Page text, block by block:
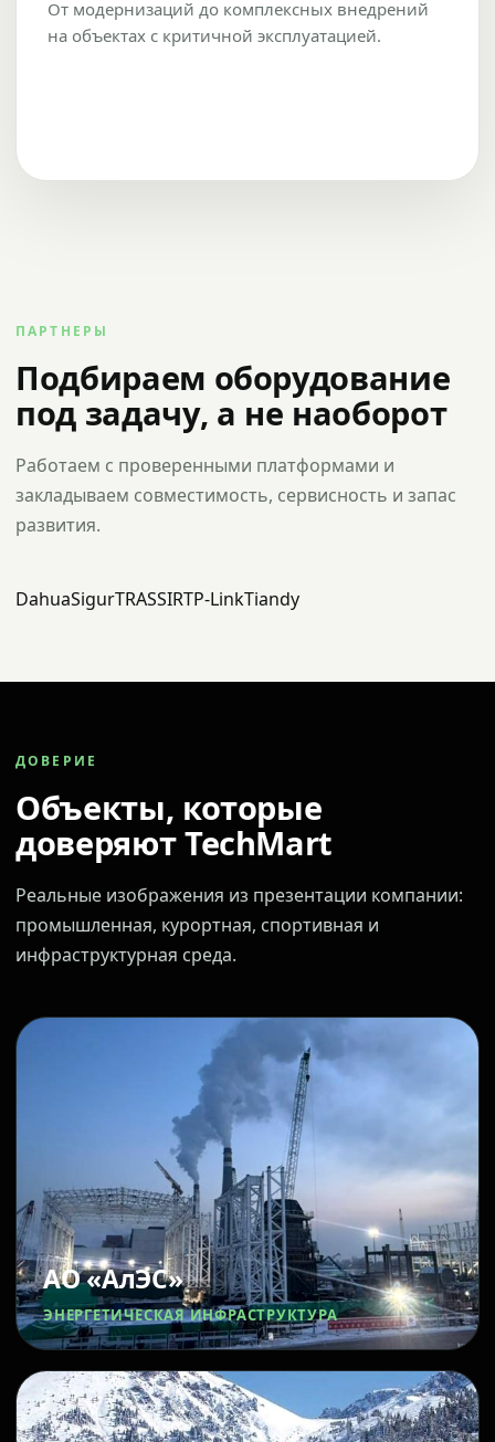
От модернизаций до комплексных внедрений
на объектах с критичной эксплуатацией.
ПАРТНЕРЫ
Подбираем оборудование
под задачу, а не наоборот
Работаем с проверенными платформами и
закладываем совместимость, сервисность и запас
развития.
DahuaSigurTRASSIRTP-LinkTiandy
ДОВЕРИЕ
Объекты, которые
доверяют TechMart
Реальные изображения из презентации компании:
промышленная, курортная, спортивная и
инфраструктурная среда.
АО «АлЭС»
ЭНЕРГЕТИЧЕСКАЯ ИНФРАСТРУКТУРА